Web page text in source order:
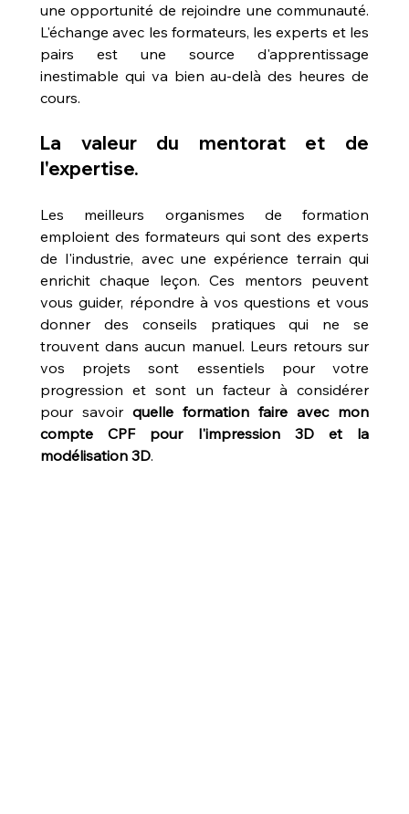
une opportunité de rejoindre une communauté.
L'échange avec les formateurs, les experts et les
pairs est une source d'apprentissage
inestimable qui va bien au-delà des heures de
cours.
La valeur du mentorat et de
l'expertise.
Les meilleurs organismes de formation
emploient des formateurs qui sont des experts
de l'industrie, avec une expérience terrain qui
enrichit chaque leçon. Ces mentors peuvent
vous guider, répondre à vos questions et vous
donner des conseils pratiques qui ne se
trouvent dans aucun manuel. Leurs retours sur
vos projets sont essentiels pour votre
progression et sont un facteur à considérer
pour savoir quelle formation faire avec mon
compte CPF pour l'impression 3D et la
modélisation 3D.